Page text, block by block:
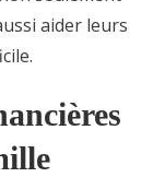
aider leurs